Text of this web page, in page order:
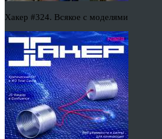
Хакер #324. Всякое с моделями